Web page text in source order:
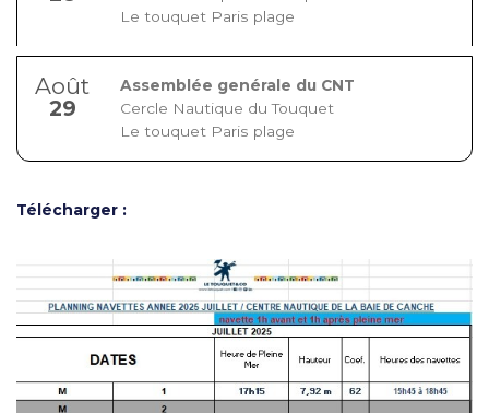
Le touquet Paris plage
Août
29
Assemblée genérale du CNT
Cercle Nautique du Touquet
Le touquet Paris plage
Télécharger :